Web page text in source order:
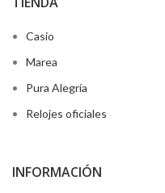
Casio
Marea
Pura Alegría
Relojes oficiales
INFORMACIÓN